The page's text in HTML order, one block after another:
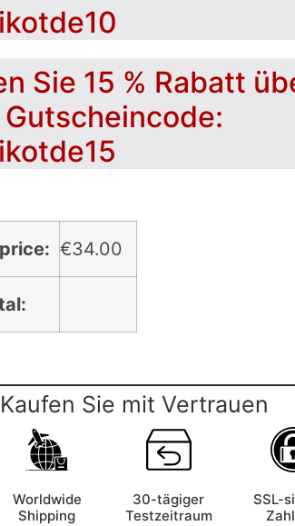
Sie 15 % Rabatt
€34.00
Kaufen Sie mit Vertrauen
Worldwide
Shipping
30-tägiger
Testzeitraum
SSL-